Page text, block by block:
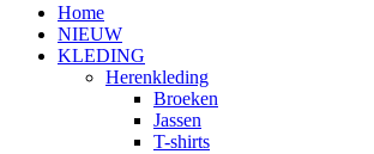
Home
NIEUW
KLEDING
Herenkleding
Broeken
Jassen
T-shirts